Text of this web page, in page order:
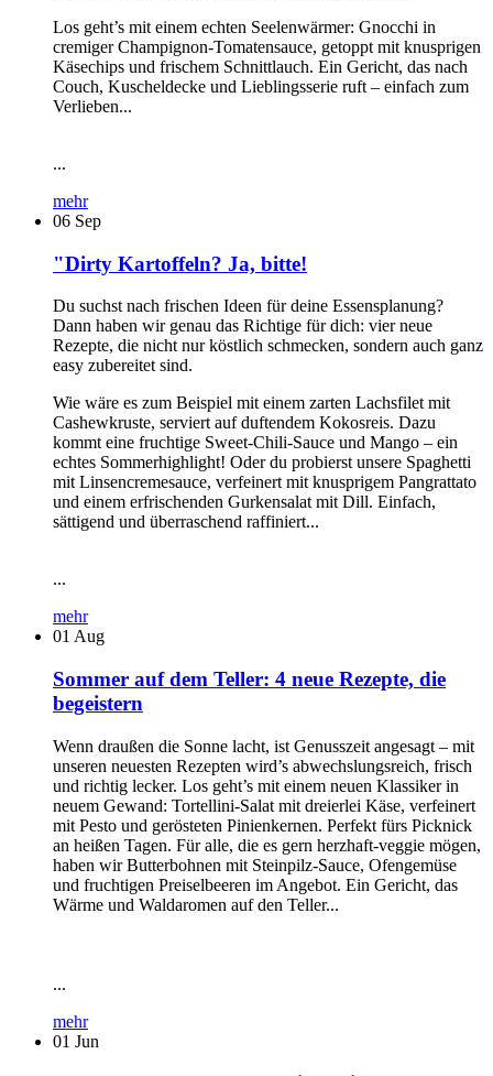
Los geht’s mit einem echten Seelenwärmer: Gnocchi in
cremiger Champignon-Tomatensauce, getoppt mit knusprigen
Käsechips und frischem Schnittlauch. Ein Gericht, das nach
Couch, Kuscheldecke und Lieblingsserie ruft – einfach zum
Verlieben...
...
mehr
06 Sep
"Dirty Kartoffeln? Ja, bitte!
Du suchst nach frischen Ideen für deine Essensplanung?
Dann haben wir genau das Richtige für dich: vier neue
Rezepte, die nicht nur köstlich schmecken, sondern auch ganz
easy zubereitet sind.
Wie wäre es zum Beispiel mit einem zarten Lachsfilet mit
Cashewkruste, serviert auf duftendem Kokosreis. Dazu
kommt eine fruchtige Sweet-Chili-Sauce und Mango – ein
echtes Sommerhighlight! Oder du probierst unsere Spaghetti
mit Linsencremesauce, verfeinert mit knusprigem Pangrattato
und einem erfrischenden Gurkensalat mit Dill. Einfach,
sättigend und überraschend raffiniert...
...
mehr
01 Aug
Sommer auf dem Teller: 4 neue Rezepte, die
begeistern
Wenn draußen die Sonne lacht, ist Genusszeit angesagt – mit
unseren neuesten Rezepten wird’s abwechslungsreich, frisch
und richtig lecker. Los geht’s mit einem neuen Klassiker in
neuem Gewand: Tortellini-Salat mit dreierlei Käse, verfeinert
mit Pesto und gerösteten Pinienkernen. Perfekt fürs Picknick
an heißen Tagen. Für alle, die es gern herzhaft-veggie mögen,
haben wir Butterbohnen mit Steinpilz-Sauce, Ofengemüse
und fruchtigen Preiselbeeren im Angebot. Ein Gericht, das
Wärme und Waldaromen auf den Teller...
...
mehr
01 Jun